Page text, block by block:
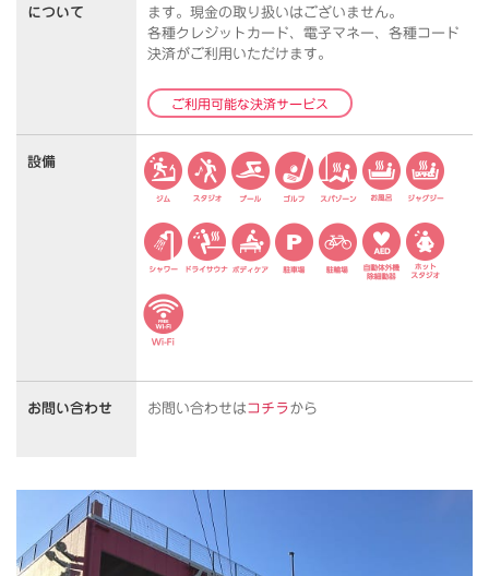
について
ます。 現金の取り扱いはございません。
各種クレジットカード、電子マネー、各種コード
決済がご利用いただけます。
ご利用可能な決済サービス
設備
お問い合わせ お問い合わせはコチラから